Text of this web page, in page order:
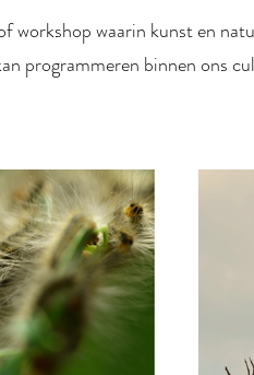
workshop waarin kunst en
programmeren binnen ons